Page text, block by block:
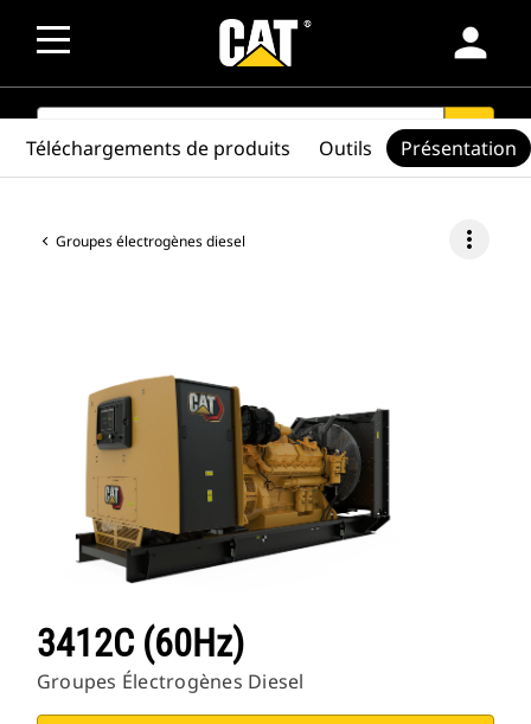
person
SEARCH search
Groupes électrogènes diesel more_vert
3412C (60Hz)
Groupes Électrogènes Diesel
Téléchargements de produits Outils Présentation